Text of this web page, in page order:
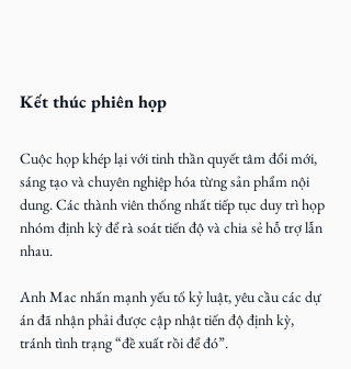
Kết thúc phiên họp
Cuộc họp khép lại với tinh thần quyết tâm đổi mới,
sáng tạo và chuyên nghiệp hóa từng sản phẩm nội
dung. Các thành viên thống nhất tiếp tục duy trì họp
nhóm định kỳ để rà soát tiến độ và chia sẻ hỗ trợ lẫn
nhau.
Anh Mac nhấn mạnh yếu tố kỷ luật, yêu cầu các dự
án đã nhận phải được cập nhật tiến độ định kỳ,
tránh tình trạng “đề xuất rồi để đó”.